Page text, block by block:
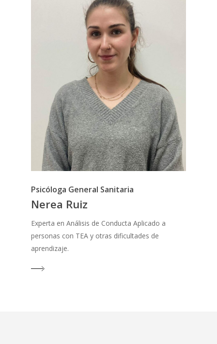
Psicóloga General Sanitaria
Nerea Ruiz
Experta en Análisis de Conducta Aplicado a
personas con TEA y otras dificultades de
aprendizaje.